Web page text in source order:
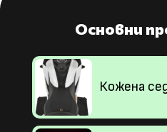
Основни
Кожена